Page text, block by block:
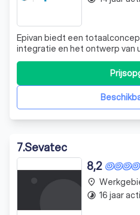
Epivan biedt een
integratie en het ontwerp
elektronische beveiliging. Domotica, lichtstudie, schema,
keuring, inbraakbeveiliging,
toegangscontrole, videofonie,
einde, nieuwbouw of re
7.Sevatec
8,2
place
timelapse 16 jaar